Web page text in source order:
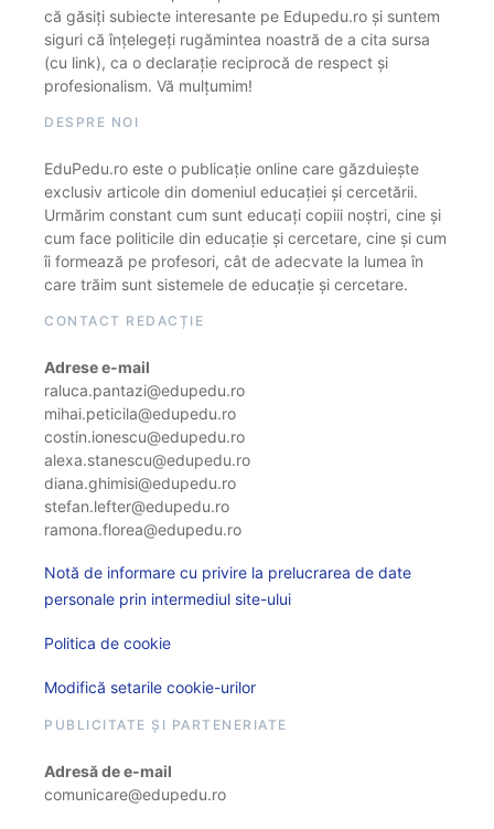
că găsiți subiecte interesante pe Edupedu.ro și suntem
siguri că înțelegeți rugămintea noastră de a cita sursa
(cu link), ca o declarație reciprocă de respect și
profesionalism. Vă mulțumim!
DESPRE NOI
EduPedu.ro este o publicație online care găzduiește
exclusiv articole din domeniul educației și cercetării.
Urmărim constant cum sunt educați copiii noștri, cine și
cum face politicile din educație și cercetare, cine și cum
îi formează pe profesori, cât de adecvate la lumea în
care trăim sunt sistemele de educație și cercetare.
CONTACT REDACȚIE
Adrese e-mail
raluca.pantazi@edupedu.ro
mihai.peticila@edupedu.ro
costin.ionescu@edupedu.ro
alexa.stanescu@edupedu.ro
diana.ghimisi@edupedu.ro
stefan.lefter@edupedu.ro
ramona.florea@edupedu.ro
Notă de informare cu privire la prelucrarea de date
personale prin intermediul site-ului
Politica de cookie
Modifică setarile cookie-urilor
PUBLICITATE ȘI PARTENERIATE
Adresă de e-mail
comunicare@edupedu.ro